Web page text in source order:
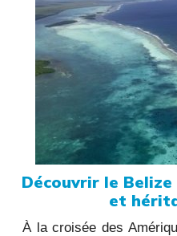
Découvrir le
et
À la croisée des